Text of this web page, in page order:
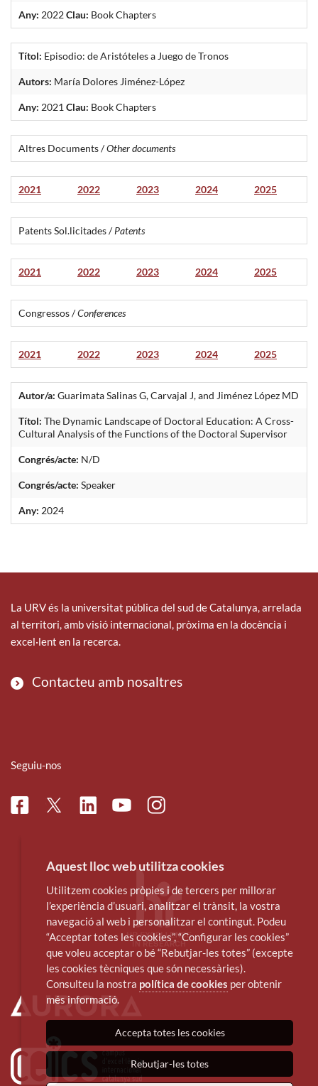
Any: 2022Clau: Book Chapters
Títol: Episodio: de Aristóteles a Juego de Tronos
Autors: María Dolores Jiménez-López
Any: 2021 Clau: Book Chapters
Altres Documents /Other documents
2021 2022 2023 2024 2025
Patents Sol.licitades /Patents
2021 2022 2023 2024 2025
Congressos /Conferences
2021 2022 2023 2024 2025
Autor/a: Guarimata Salinas G, Carvajal J, and Jiménez López MD
Títol: The Dynamic Landscape of Doctoral Education: A Cross-
Cultural Analysis of the Functions of the Doctoral Supervisor
Congrés/acte: N/D
Congrés/acte: Speaker
Any: 2024
La URV és la universitat pública del sud de Catalunya, arrelada
al territori, amb visió internacional, pròxima en la docència i
excel·lent en la recerca.
Contacteu amb nosaltres
Seguiu-nos
FacebookTwitterLinkedinYoutubeInstagram
Aquest lloc web utilitza cookies
Utilitzem cookies pròpies i de tercers per millorar
l’experiència d’usuari, analitzar el trànsit, la vostra
navegació al web i personalitzar el contingut. Podeu
“Acceptar totes les cookies”, “Configurar les cookies”
que voleu acceptar o bé “Rebutjar-les totes” (excepte
les cookies tècniques que són necessàries).
Consulteu la nostra política de cookies per obtenir
més informació.
Accepta totes les cookies
Rebutjar-les totes